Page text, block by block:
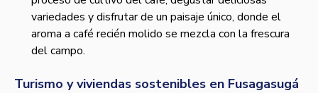
variedades y disfrutar de un paisaje único, donde el
aroma a café recién molido se mezcla con la frescura
del campo.
Turismo y viviendas sostenibles en Fusagasugá